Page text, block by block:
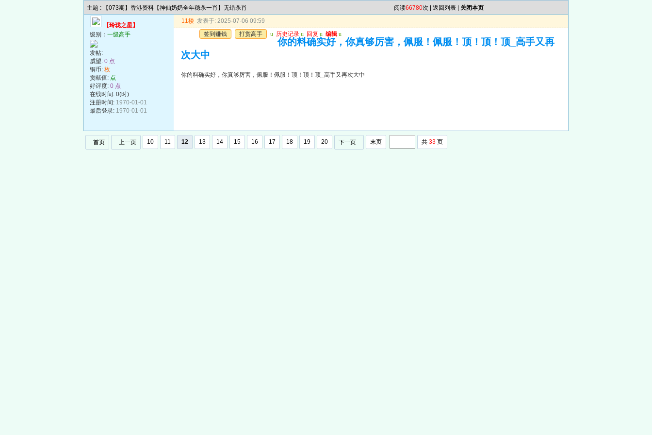
主题 : 【073期】香港资料【神仙奶奶全年稳杀一肖】无错杀肖 阅读66780次 | 返回列表 关闭本页
【玲珑之星】
级别： 一级高手
发帖:
威望: 0 点
铜币: 枚
贡献值: 点
好评度: 0 点
在线时间: 0(时)
注册时间: 1970-01-01
最后登录: 1970-01-01
11楼 发表于: 2025-07-06 09:59
签到赚钱
打赏高手 u 历史记录 u 回复 u 编辑 u
你的料确实好，你真够厉害，佩服！佩服！顶！顶！顶_高手又再
次大中
你的料确实好，你真够厉害，佩服！佩服！顶！顶！顶_高手又再次大中
首页 上一页 10 11 12 13 14 15 16 17 18 19 20 下一页 末页 共 33 页